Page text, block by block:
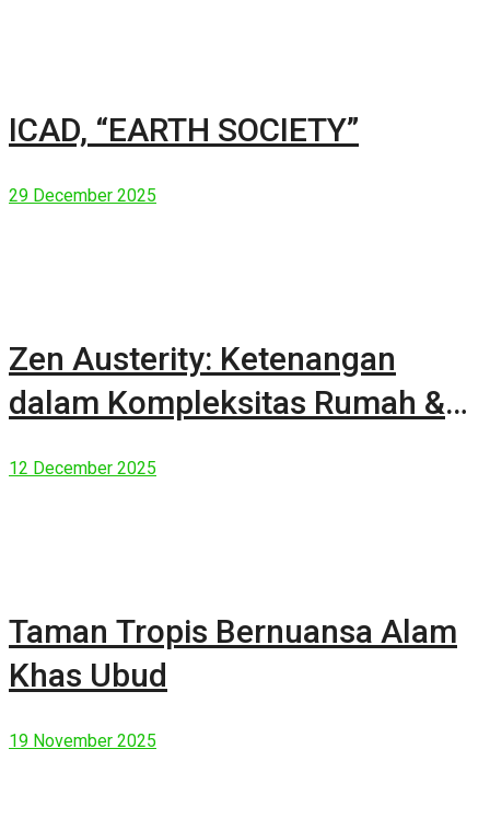
ICAD, “EARTH SOCIETY”
29 December 2025
Zen Austerity: Ketenangan
dalam Kompleksitas Rumah &
12 December 2025
Taman Tropis Bernuansa Alam
Khas Ubud
19 November 2025